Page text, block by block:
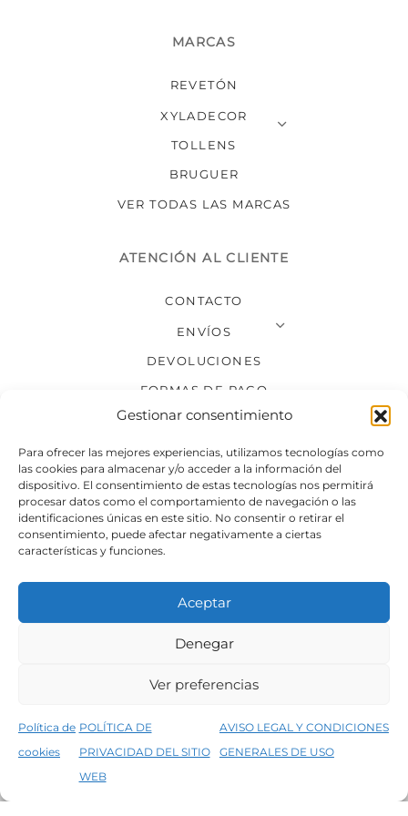
Gestionar consentimiento
Para ofrecer las mejores experiencias, utilizamos tecnologías como
las cookies para almacenar y/o acceder a la información del
dispositivo. El consentimiento de estas tecnologías nos permitirá
procesar datos como el comportamiento de navegación o las
identificaciones únicas en este sitio. No consentir o retirar el
consentimiento, puede afectar negativamente a ciertas
características y funciones.
Aceptar
Denegar
Ver preferencias
Política de
cookies
POLÍTICA DE
PRIVACIDAD DEL SITIO
WEB
AVISO LEGAL Y CONDICIONES
GENERALES DE USO
5% de descuento en tu primera compra, utiliza el código PRIMERACOMPRA
MARCAS
REVETÓN
XYLADECOR
TOLLENS
BRUGUER
VER TODAS LAS MARCAS
ATENCIÓN AL CLIENTE
CONTACTO
ENVÍOS
DEVOLUCIONES
FORMAS DE PAGO
SÍGUENOS
Condiciones generales de venta
Política de privacidad del sitio web
©2026 Decopintur- todos los derechos